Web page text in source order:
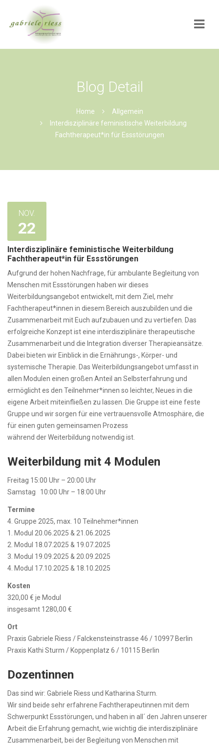
Blog Detail
Home
Allgemein
Interdisziplinäre feministische Weiterbildung
Fachtherapeut*in für Essstörungen
NOV.
22
Interdisziplinäre feministische Weiterbildung
Fachtherapeut*in für Essstörungen
Aufgrund der hohen Nachfrage, für ambulante Begleitung von
Menschen mit Essstörungen haben wir dieses
Weiterbildungsangebot entwickelt, mit dem Ziel, mehr
Fachtherapeut*innen in diesem Bereich auszubilden und die
Zusammenarbeit mit Euch aufzubauen und zu vertiefen. Das
erfolgreiche Konzept ist eine interdisziplinäre therapeutische
Zusammenarbeit und die Integration diverser Therapieansätze.
Dabei bieten wir Einblick in die Ernährungs-, Körper- und
systemische Therapie. Das Weiterbildungsangebot umfasst in
allen Modulen einen großen Anteil an Selbsterfahrung und
ermöglicht es den Teilnehmer*innen so leichter, Neues in die
eigene Arbeit miteinfließen zu lassen. Die Gruppe ist eine feste
Gruppe und wir sorgen für eine vertrauensvolle Atmosphäre, die
für einen guten gemeinsamen Prozess
während der Weiterbildung notwendig ist.
Weiterbildung mit 4 Modulen
Freitag 15:00 Uhr – 20:00 Uhr
Samstag 10:00 Uhr – 18:00 Uhr
Termine
4. Gruppe 2025, max. 10 Teilnehmer*innen
1. Modul 20.06.2025 & 21.06.2025
2. Modul 18.07.2025 & 19.07.2025
3. Modul 19.09.2025 & 20.09.2025
4. Modul 17.10.2025 & 18.10.2025
Kosten
320,00 € je Modul
insgesamt 1280,00 €
Ort
Praxis Gabriele Riess / Falckensteinstrasse 46 / 10997 Berlin
Praxis Kathi Sturm / Koppenplatz 6 / 10115 Berlin
Dozentinnen
Das sind wir: Gabriele Riess und Katharina Sturm.
Wir sind beide sehr erfahrene Fachtherapeutinnen mit dem
Schwerpunkt Essstörungen, und haben in all´ den Jahren unserer
Arbeit die Erfahrung gemacht, wie wichtig die interdisziplinäre
Zusammenarbeit, bei der Begleitung von Menschen mit